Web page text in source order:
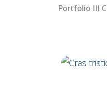
Portfolio III